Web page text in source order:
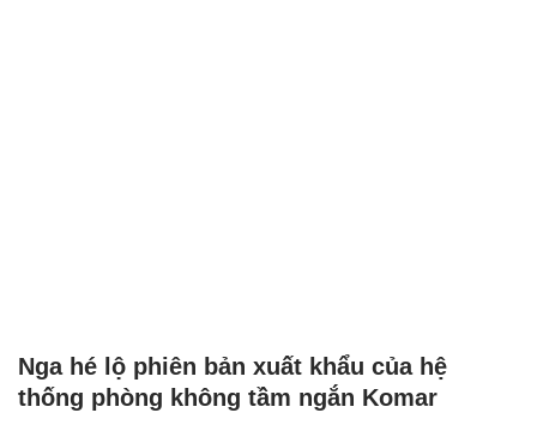
Nga hé lộ phiên bản xuất khẩu của hệ
thống phòng không tầm ngắn Komar